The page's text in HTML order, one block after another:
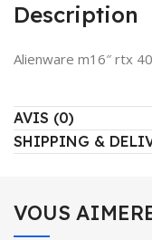
Description
Alienware m16″ rtx
AVIS (0)
SHIPPING &
VOUS